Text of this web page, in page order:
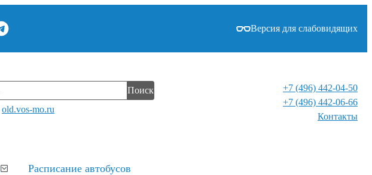
Версия для слабовидящих
Поиск
old.vos-mo.ru
+7 (496) 442-04-50
+7 (496) 442-06-66
Контакты⁠
Расписание автобусов